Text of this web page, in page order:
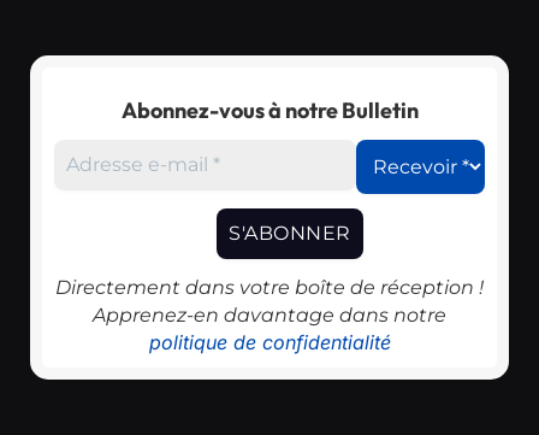
Abonnez-vous à notre Bulletin
Directement dans votre boîte de réception !
Apprenez-en davantage dans notre
politique de confidentialité